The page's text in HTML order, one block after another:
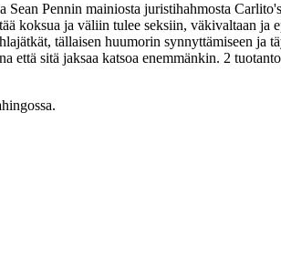
Pennin mainiosta juristihahmosta
koksua ja väliin tulee seksiin, väkivaltaan ja
tällaisen huumorin synnyttämiseen ja
että sitä jaksaa katsoa enemmänkin. 2